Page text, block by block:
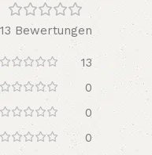
13 Bewertungen
13
0
0
0